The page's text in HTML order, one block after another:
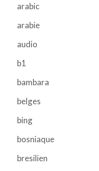
arabic
arabie
audio
b1
bambara
belges
bing
bosniaque
bresilien